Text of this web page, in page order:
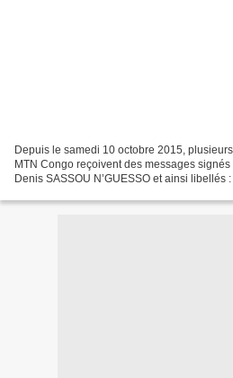
Depuis le samedi 10 octobre 2015,
MTN Congo reçoivent des messages
Denis SASSOU N’GUESSO et ainsi libellés